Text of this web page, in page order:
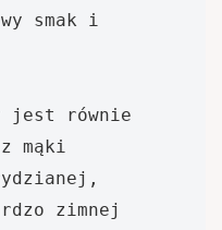
smak i
jest równie
mąki
zimnej